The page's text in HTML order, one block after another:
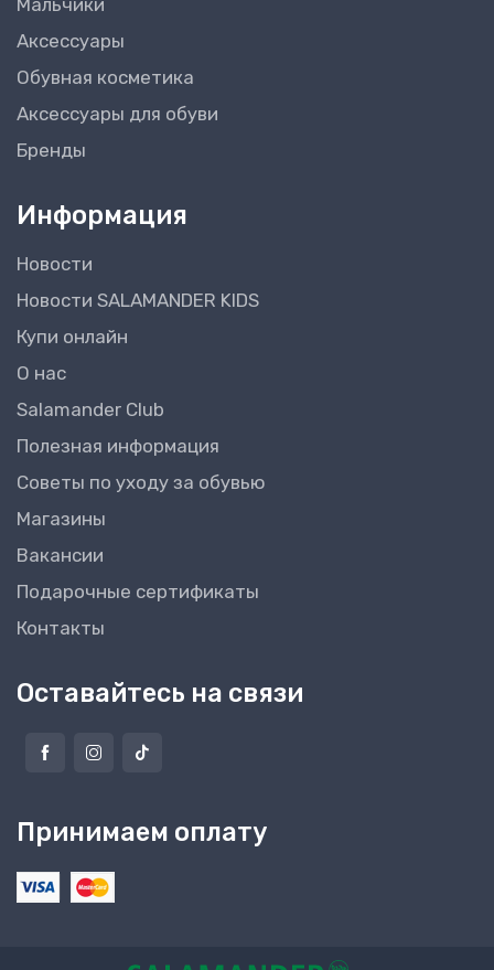
Аксессуары
Обувная косметика
Аксессуары для обуви
Бренды
Информация
Новости
Новости SALAMANDER KIDS
Купи онлайн
О нас
Salamander Club
Полезная информация
Советы по уходу за обувью
Магазины
Вакансии
Подарочные сертификаты
Контакты
Оставайтесь на связи
Принимаем оплату